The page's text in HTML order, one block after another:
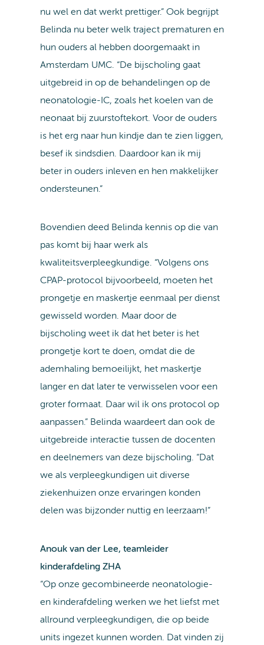
nu wel en dat werkt prettiger.” Ook begrijpt
Belinda nu beter welk traject prematuren en
hun ouders al hebben doorgemaakt in
Amsterdam UMC. “De bijscholing gaat
uitgebreid in op de behandelingen op de
neonatologie-IC, zoals het koelen van de
neonaat bij zuurstoftekort. Voor de ouders
is het erg naar hun kindje dan te zien liggen,
besef ik sindsdien. Daardoor kan ik mij
beter in ouders inleven en hen makkelijker
ondersteunen.”
Bovendien deed Belinda kennis op die van
pas komt bij haar werk als
kwaliteitsverpleegkundige. “Volgens ons
CPAP-protocol bijvoorbeeld, moeten het
prongetje en maskertje eenmaal per dienst
gewisseld worden. Maar door de
bijscholing weet ik dat het beter is het
prongetje kort te doen, omdat die de
ademhaling bemoeilijkt, het maskertje
langer en dat later te verwisselen voor een
groter formaat. Daar wil ik ons protocol op
aanpassen.” Belinda waardeert dan ook de
uitgebreide interactie tussen de docenten
en deelnemers van deze bijscholing. “Dat
we als verpleegkundigen uit diverse
ziekenhuizen onze ervaringen konden
delen was bijzonder nuttig en leerzaam!”
Anouk van der Lee, teamleider
kinderafdeling ZHA
“Op onze gecombineerde neonatologie-
en kinderafdeling werken we het liefst met
allround verpleegkundigen, die op beide
units ingezet kunnen worden. Dat vinden zij